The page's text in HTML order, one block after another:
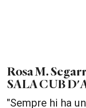
Rosa M.
SALA CUB
"Sempre hi ha